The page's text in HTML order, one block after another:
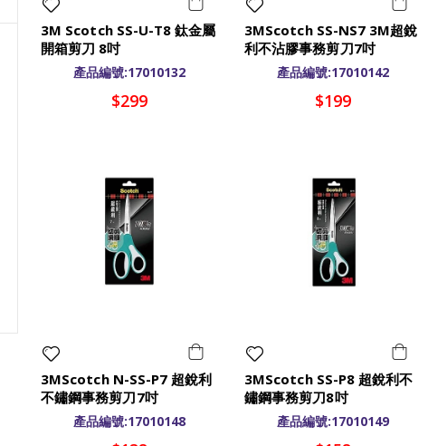
3M Scotch SS-U-T8 鈦金屬
開箱剪刀 8吋
產品編號:17010132
$299
3MScotch SS-NS7 3M超銳
利不沾膠事務剪刀7吋
產品編號:17010142
$199
3MScotch N-SS-P7 超銳利
不鏽鋼事務剪刀7吋
產品編號:17010148
3MScotch SS-P8 超銳利不
鏽鋼事務剪刀8吋
產品編號:17010149